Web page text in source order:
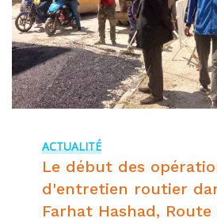
ACTUALITÉ
Le début des
d'entretien routier
Farhat Hashad,